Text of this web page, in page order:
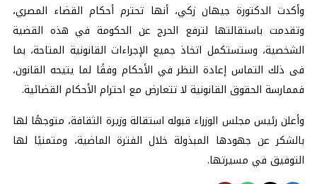
وأكدت الدكتورة جيهان زكي، أنها تحترم أحكام القضاء المصري،
وتقدمت باستقالتها لترفع الحرج عن الحكومة في هذه القضية
الشخصية، وستستكمل اتخاذ جميع الإجراءات القانونية المتاحة، بما
فى ذلك التماس إعادة النظر في الأحكام وفقًا لما يتيحه القانون،
فممارسة الحقوق القانونية لا تتعارض مع احترام الأحكام القضائية.
وأعلن رئيس مجلس الوزراء قبوله استقالة وزيرة الثقافة، متوجهًا لها
بالشكر عن جهودها المبذولة خلال الفترة الماضية، ومتمنيًا لها
التوفيق في مسيرتها.